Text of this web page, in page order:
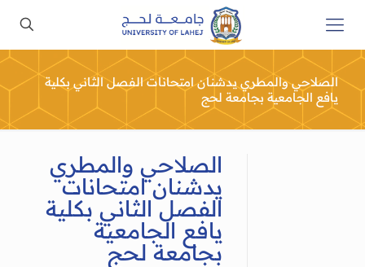
الصلاحي والمطري يدشنان امتحانات الفصل الثاني بكلية
يافع الجامعية بجامعة لحج
الصلاحي والمطري
يدشنان امتحانات
الفصل الثاني بكلية
يافع الجامعية
بجامعة لحج